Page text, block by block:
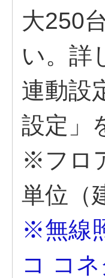
大250
い。詳
連動設
設定」
※フロ
単位（
※無線
コ コ